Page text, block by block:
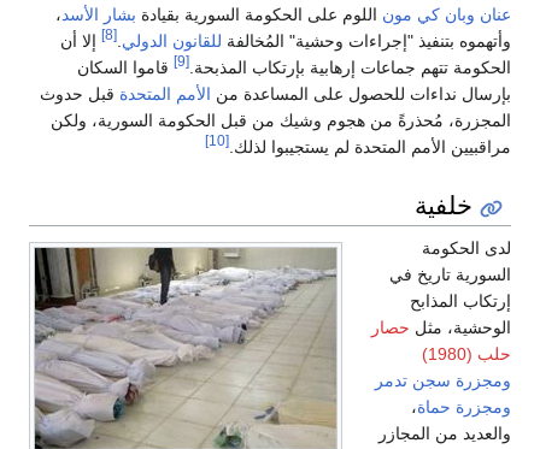
عنان وبان كي مون اللوم على الحكومة السورية بقيادة بشار الأسد،
وأتهموه بتنفيذ "إجراءات وحشية" المُخالفة للقانون الدولي [8]
إلا أن
الحكومة تتهم جماعات إرهابية بإرتكاب المذبحة. [9]
قاموا السكان
بإرسال نداءات للحصول على المساعدة من الأمم المتحدة قبل حدوث
المجزرة، مُحذرةً من هجوم وشيك من قبل الحكومة السورية، ولكن
مراقبيين الأمم المتحدة لم يستجيبوا لذلك. [10]
خلفية
لدى الحكومة
السورية تاريخ في
إرتكاب المذابح
الوحشية، مثل حصار
حلب (1980)
ومجزرة سجن تدمر
ومجزرة حماة،
والعديد من المجازر